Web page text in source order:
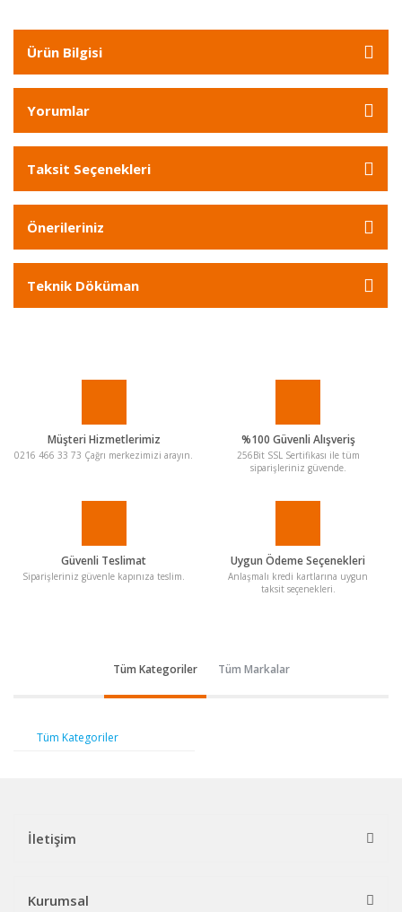
Ürün Bilgisi
Yorumlar
Taksit Seçenekleri
Önerileriniz
Teknik Döküman
Müşteri Hizmetlerimiz
0216 466 33 73 Çağrı merkezimizi arayın.
%100 Güvenli Alışveriş
256Bit SSL Sertifikası ile tüm
siparişleriniz güvende.
Güvenli Teslimat
Siparişleriniz güvenle kapınıza teslim.
Uygun Ödeme Seçenekleri
Anlaşmalı kredi kartlarına uygun
taksit seçenekleri.
Tüm Kategoriler Tüm Markalar
Tüm Kategoriler
İletişim
Kurumsal